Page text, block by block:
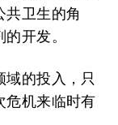
共卫生的角
开发。
的投入，只
危机来临时有